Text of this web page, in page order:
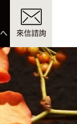
來信諮詢